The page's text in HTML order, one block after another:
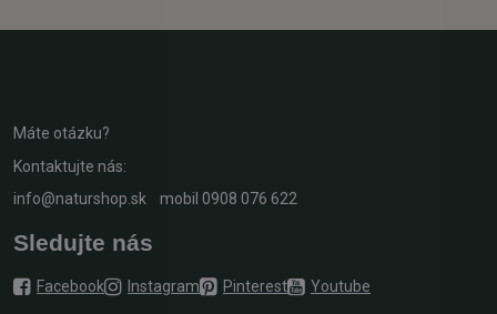
Máte otázku?
Kontaktujte nás:
info@naturshop.sk mobil 0908 076 622
Sledujte nás
Facebook Instagram Pinterest Youtube